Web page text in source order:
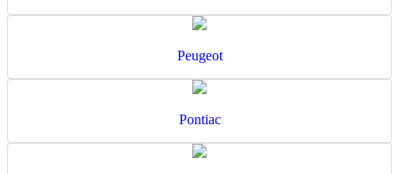
Peugeot
Pontiac